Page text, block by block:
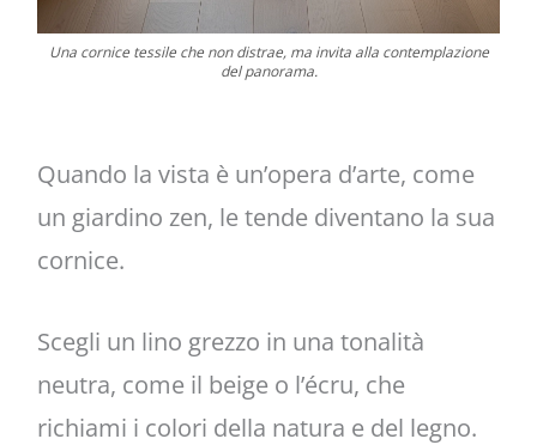
Una cornice tessile che non distrae, ma invita alla contemplazione
del panorama.
Quando la vista è un’opera d’arte, come
un giardino zen, le tende diventano la sua
cornice.
Scegli un lino grezzo in una tonalità
neutra, come il beige o l’écru, che
richiami i colori della natura e del legno.